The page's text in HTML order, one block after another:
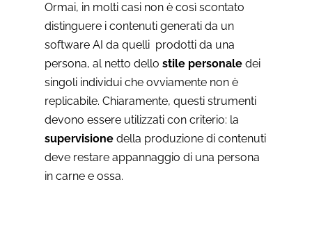
Ormai, in molti casi non è così scontato
distinguere i contenuti generati da un
software AI da quelli prodotti da una
persona, al netto dello stile personale dei
singoli individui che ovviamente non è
replicabile. Chiaramente, questi strumenti
devono essere utilizzati con criterio: la
supervisione della produzione di contenuti
deve restare appannaggio di una persona
in carne e ossa.